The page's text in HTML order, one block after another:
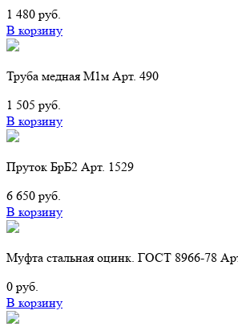
1 480 руб.
В корзину
Труба медная М1м Арт. 490
1 505 руб.
В корзину
Пруток БрБ2 Арт. 1529
6 650 руб.
В корзину
Муфта стальная оцинк. ГОСТ 8966-78
0 руб.
В корзину